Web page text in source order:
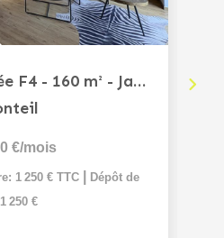
Maison neuve meublée F4 - 160 m² - Jardin et garage , Le...
€/mois
1 250 € TTC
Dépôt de
250 €